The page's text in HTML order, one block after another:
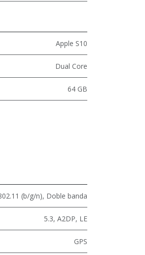
Apple S10
Dual Core
64 GB
(b/g/n), Doble banda
5.3, A2DP, LE
GPS